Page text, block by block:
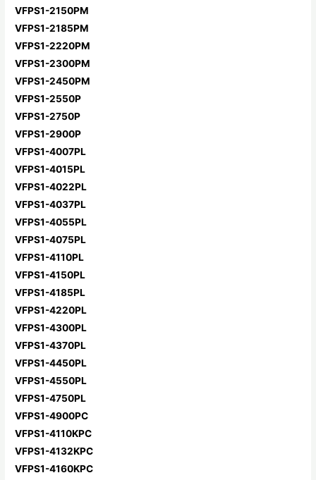
VFPS1-2150PM
VFPS1-2185PM
VFPS1-2220PM
VFPS1-2300PM
VFPS1-2450PM
VFPS1-2550P
VFPS1-2750P
VFPS1-2900P
VFPS1-4007PL
VFPS1-4015PL
VFPS1-4022PL
VFPS1-4037PL
VFPS1-4055PL
VFPS1-4075PL
VFPS1-4110PL
VFPS1-4150PL
VFPS1-4185PL
VFPS1-4220PL
VFPS1-4300PL
VFPS1-4370PL
VFPS1-4450PL
VFPS1-4550PL
VFPS1-4750PL
VFPS1-4900PC
VFPS1-4110KPC
VFPS1-4132KPC
VFPS1-4160KPC